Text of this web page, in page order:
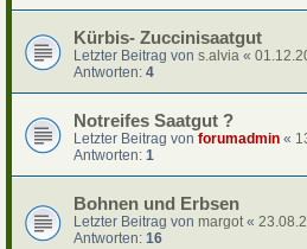
Kürbis- Zuccinisaatgut
Letzter Beitrag von s.alvia «
Antworten: 4
Notreifes Saatgut ?
Letzter Beitrag von forumadmin «
Antworten: 1
Bohnen und Erbsen
Letzter Beitrag von margot«
Antworten: 16